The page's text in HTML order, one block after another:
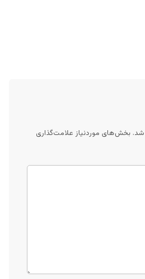
شد. بخش‌های موردنیاز علامت‌گذاری